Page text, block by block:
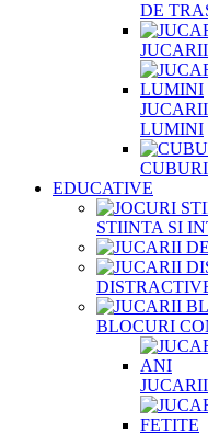
DE
LUMINI
EDUCATIVE
STIINTA SI
BLOCURI